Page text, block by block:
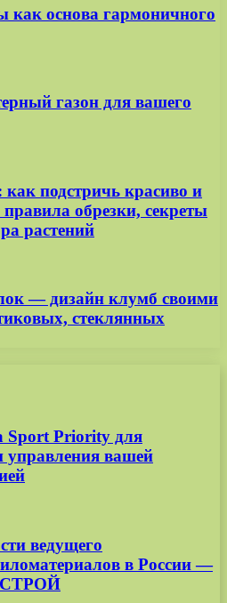
как основа гармоничного
газон для вашего
подстричь красиво и
обрезки, секреты
растений
— дизайн клумб своими
стеклянных
Sport Priority для
управления вашей
ведущего
в России —
СТРОЙ